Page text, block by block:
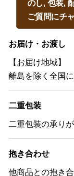
のし, 包装,
ご質問にチ
お届け・お渡し
【お届け地域】
離島を除く全国
二重包装
二重包装の承りが
抱き合わせ
他商品との抱き